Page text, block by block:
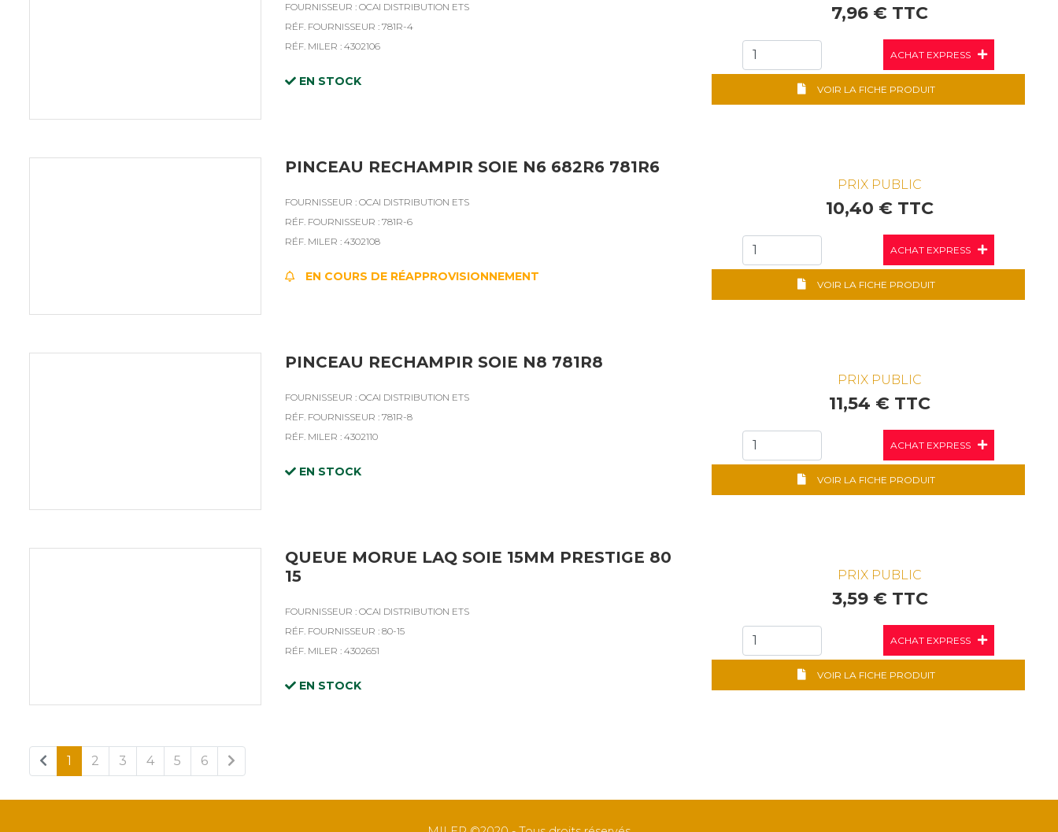
FOURNISSEUR : OCAI DISTRIBUTION ETS
RÉF. FOURNISSEUR : 781R-4
RÉF. MILER : 4302106
EN STOCK
7,96 € TTC
ACHAT EXPRESS
VOIR LA FICHE PRODUIT
PINCEAU RECHAMPIR SOIE N6 682R6 781R6
FOURNISSEUR : OCAI DISTRIBUTION ETS
RÉF. FOURNISSEUR : 781R-6
RÉF. MILER : 4302108
EN COURS DE RÉAPPROVISIONNEMENT
PRIX PUBLIC
10,40 € TTC
ACHAT EXPRESS
VOIR LA FICHE PRODUIT
PINCEAU RECHAMPIR SOIE N8 781R8
FOURNISSEUR : OCAI DISTRIBUTION ETS
RÉF. FOURNISSEUR : 781R-8
RÉF. MILER : 4302110
EN STOCK
PRIX PUBLIC
11,54 € TTC
ACHAT EXPRESS
VOIR LA FICHE PRODUIT
QUEUE MORUE LAQ SOIE 15MM PRESTIGE 80
15
FOURNISSEUR : OCAI DISTRIBUTION ETS
RÉF. FOURNISSEUR : 80-15
RÉF. MILER : 4302651
EN STOCK
PRIX PUBLIC
3,59 € TTC
ACHAT EXPRESS
VOIR LA FICHE PRODUIT
1 2 3 4 5 6